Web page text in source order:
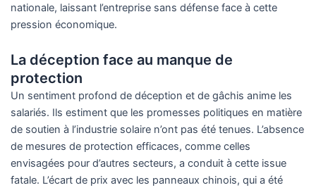
nationale, laissant l’entreprise sans défense face à cette
pression économique.
La déception face au manque de
protection
Un sentiment profond de déception et de gâchis anime les
salariés. Ils estiment que les promesses politiques en matière
de soutien à l’industrie solaire n’ont pas été tenues. L’absence
de mesures de protection efficaces, comme celles
envisagées pour d’autres secteurs, a conduit à cette issue
fatale. L’écart de prix avec les panneaux chinois, qui a été